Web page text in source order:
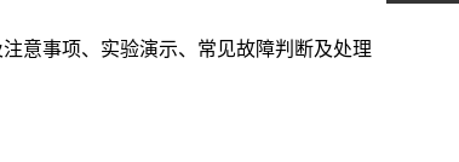
意事项、实验演示、常见故障判断及处理